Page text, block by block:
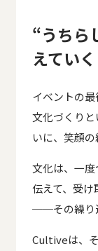
“うちら
えていく
イベントの最
文化づくり
いに、笑顔
文化は、一度
伝えて、受け
──その繰り
Cultiveは、